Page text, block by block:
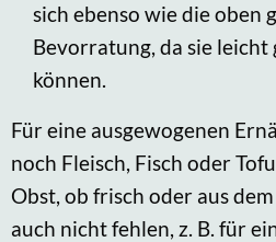
sich ebenso wie die oben
Bevorratung, da sie
können.
Für eine ausgewogenen
noch Fleisch, Fisch oder
Obst, ob frisch oder aus
auch nicht fehlen, z. B. für